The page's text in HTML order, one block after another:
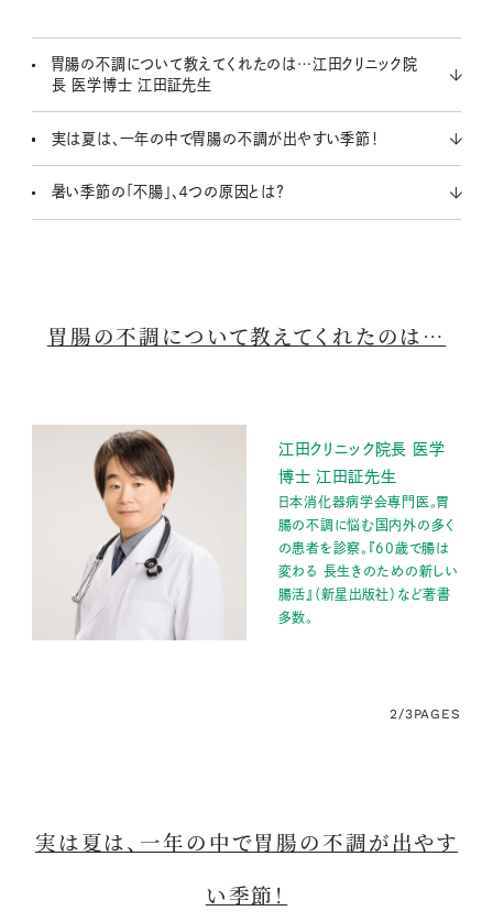
e
胃腸の不調について教えてくれたのは…江田クリニック院
長 医学博士 江田証先生
実は夏は、一年の中で胃腸の不調が出やすい季節！
暑い季節の「不腸」、４つの原因とは？
胃腸の不調について教えてくれたのは…
江田クリニック院長 医学
博士 江田証先生
日本消化器病学会専門医。胃
腸の不調に悩む国内外の多く
の患者を診察。『60歳で腸は
変わる 長生きのための新しい
腸活』（新星出版社）など著書
多数。
2/3PAGES
実は夏は、一年の中で胃腸の不調が出やす
い季節！